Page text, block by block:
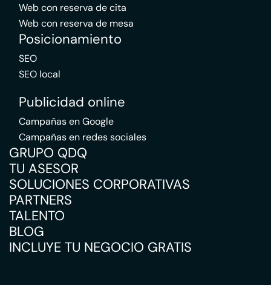
Web con reserva de cita
Web con reserva de mesa
Posicionamiento
SEO
SEO local
Publicidad online
Campañas en Google
Campañas en redes sociales
GRUPO QDQ
TU ASESOR
SOLUCIONES CORPORATIVAS
PARTNERS
TALENTO
BLOG
INCLUYE TU NEGOCIO GRATIS